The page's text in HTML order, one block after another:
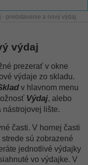
- predstavenie a nový výdaj
výdaj
prezerať v okne
výdaje zo skladu.
v hlavnom menu
Výdaj, alebo
nástrojovej lište.
časti. V hornej časti
sú zobrazené
jednotlivé výdajky
vo výdajke. V